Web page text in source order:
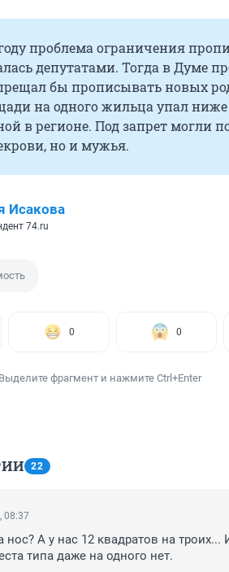
проблема ограничения
депутатами. Тогда в Думе
бы прописывать новых
на одного жильца упал
в регионе. Под запрет могли
но и мужья.
Исакова
74.ru
0 0
фрагмент и нажмите Ctrl+Enter
22
08:37
нос? А у нас 12 квадратов на троих...
типа даже на одного нет.